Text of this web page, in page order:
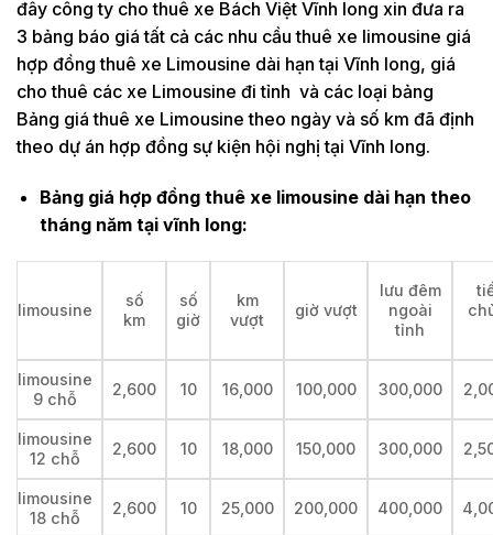
đây công ty cho thuê xe Bách Việt Vĩnh long xin đưa ra
3 bảng báo giá tất cả các nhu cầu thuê xe limousine giá
hợp đồng thuê xe Limousine dài hạn tại Vĩnh long, giá
cho thuê các xe Limousine đi tỉnh và các loại bảng
Bảng giá thuê xe Limousine theo ngày và số km đã định
theo dự án hợp đồng sự kiện hội nghị tại Vĩnh long.
Bảng giá hợp đồng thuê xe limousine dài hạn theo
tháng năm tại vĩnh long:
limousine
số
km
số
giờ
km
vượt
giờ vượt
lưu đêm
ngoài
tỉnh
limousine
9 chỗ
2,600 10 16,000 100,000 300,000
limousine
12 chỗ
2,600 10 18,000 150,000 300,000
limousine
18 chỗ
2,600 10 25,000 200,000 400,000